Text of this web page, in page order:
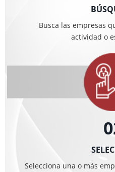
Busca las empresas
actividad o
Selecciona una o más